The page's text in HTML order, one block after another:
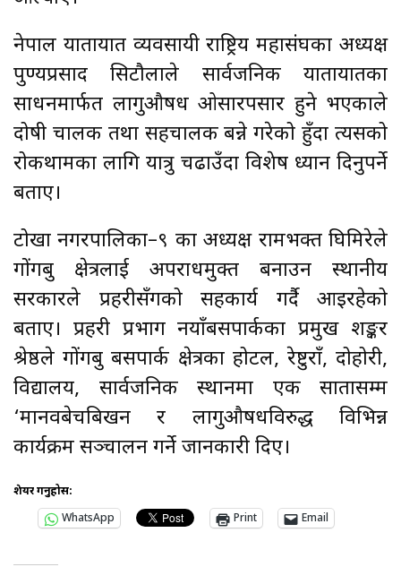
नेपाल यातायात व्यवसायी राष्ट्रिय महासंघका अध्यक्ष
पुण्यप्रसाद सिटौलाले सार्वजनिक यातायातका
साधनमार्फत लागुऔषध ओसारपसार हुने भएकाले
दोषी चालक तथा सहचालक बन्ने गरेको हुँदा त्यसको
रोकथामका लागि यात्रु चढाउँदा विशेष ध्यान दिनुपर्ने
बताए।
टोखा नगरपालिका–९ का अध्यक्ष रामभक्त घिमिरेले
गोंगबु क्षेत्रलाई अपराधमुक्त बनाउन स्थानीय
सरकारले प्रहरीसँगको सहकार्य गर्दै आइरहेको
बताए। प्रहरी प्रभाग नयाँबसपार्कका प्रमुख शङ्कर
श्रेष्ठले गोंगबु बसपार्क क्षेत्रका होटल, रेष्टुराँ, दोहोरी,
विद्यालय, सार्वजनिक स्थानमा एक सातासम्म
‘मानवबेचबिखन र लागुऔषधविरुद्ध विभिन्न
कार्यक्रम सञ्चालन गर्ने जानकारी दिए।
शेयर गर्नुहोस:
WhatsApp
Print Email